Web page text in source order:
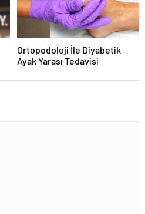
Ortopodoloji İle Diyabetik
Ayak Yarası Tedavisi